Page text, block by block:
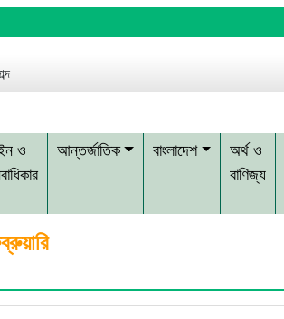
ও
আন্তর্জাতিক বাংলাদেশ
অর্থ ও
বাণিজ্য